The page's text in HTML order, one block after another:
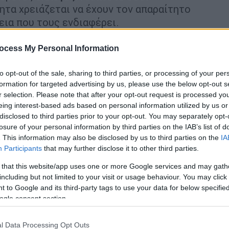
My Personal Information
opt-out of the sale, sharing to third parties, or processing of your
for targeted advertising by us, please use the below opt-out
selection. Please note that after your opt-out request is processed
interest-based ads based on personal information utilized by us
to third parties prior to your opt-out. You may separately
of your personal information by third parties on the IAB’s list of
This information may also be disclosed by us to third parties on the
Participants that may further disclose it to other third parties.
that this website/app uses one or more Google services and may
but not limited to your visit or usage behaviour. You may
to Google and its third-party tags to use your data for below
consent section.
Data Processing Opt Outs
χρειάζεται να έχουν τον απαραίτητο
που τους ενδιαφέρει.
υπάρχει …συνωστισμός γνωστών
νέων «παικτών» καθιστά ακόμα πιο
εδώ πως στόχος τουΚυριάκου
ψηφοδέλτια της Ν.Δ. πρόσωπα που μπορούν
κόμματος αλλά και πρόσωπα που
στραμμένο σε ένα κεντρώο
τις επόμενες κάλπες αναμένονται και
στόχος είναι να υπάρξει «αέρας
ανάπτυξης μετά τις εκλογές